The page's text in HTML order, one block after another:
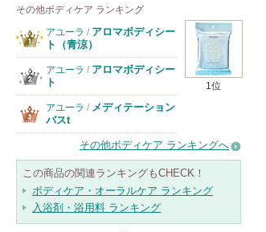
その他ボディケア ランキング
1位
アユーラ / アロマボディシー
ト（青涼）
アユーラ / アロマボディシー
ト
アユーラ / メディテーション
バスt
その他ボディケア ランキングへ
この商品の関連ランキングもCHECK！
ボディケア・オーラルケア ランキング
入浴剤・浴用料 ランキング